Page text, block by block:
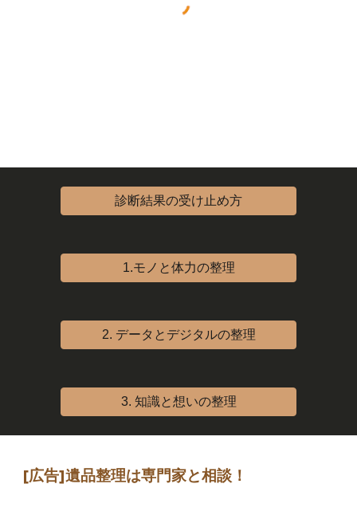
診断結果の受け止め方
1.モノと体力の整理
2. データとデジタルの整理
3. 知識と想いの整理
[広告]遺品整理は専門家と相談 ！